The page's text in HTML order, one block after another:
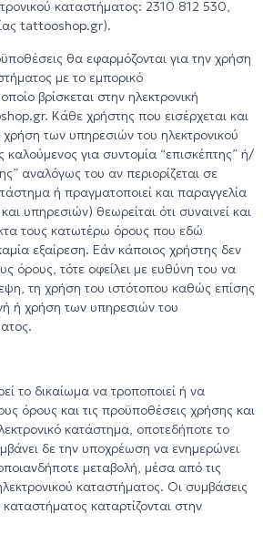
καταστήματος: 2310 812 530,
tattooshop.gr).
θα εφαρμόζονται για την χρήση
με το εμπορικό
βρίσκεται στην ηλεκτρονική
Κάθε χρήστης που εισέρχεται και
των υπηρεσιών του ηλεκτρονικού
καλούμενος για συντομία “επισκέπτης” ή/
αναλόγως του αν περιορίζεται σε
ή πραγματοποιεί και παραγγελία
υπηρεσιών) θεωρείται ότι συναινεί και
τους κατωτέρω όρους που εδώ
εξαίρεση. Εάν κάποιος χρήστης δεν
όρους, τότε οφείλει με ευθύνη του να
τη χρήση του ιστότοπου καθώς επίσης
ή χρήση των υπηρεσιών του
το δικαίωμα να τροποποιεί ή να
όρους και τις προϋποθέσεις χρήσης και
κατάστημα, οποτεδήποτε το
δε την υποχρέωση να ενημερώνει
μεταβολή, μέσα από τις
καταστήματος. Οι συμβάσεις
καταρτίζονται στην